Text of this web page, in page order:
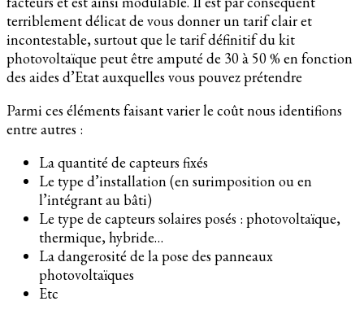
terriblement délicat de vous donner un tarif clair et
incontestable, surtout que le tarif définitif du kit
photovoltaïque peut être amputé de 30 à 50 % en fonction
des aides d’Etat auxquelles vous pouvez prétendre
Parmi ces éléments faisant varier le coût nous identifions
entre autres :
La quantité de capteurs fixés
Le type d’installation (en surimposition ou en
l’intégrant au bâti)
Le type de capteurs solaires posés : photovoltaïque,
thermique, hybride…
La dangerosité de la pose des panneaux
photovoltaïques
Etc